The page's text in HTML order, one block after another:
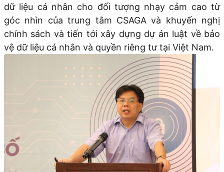
dữ liệu cá nhân cho đối tượng nhạy cảm cao từ
góc nhìn của trung tâm CSAGA và khuyến nghị
chính sách và tiến tới xây dựng dự án luật về bảo
vệ dữ liệu cá nhân và quyền riêng tư tại Việt Nam.